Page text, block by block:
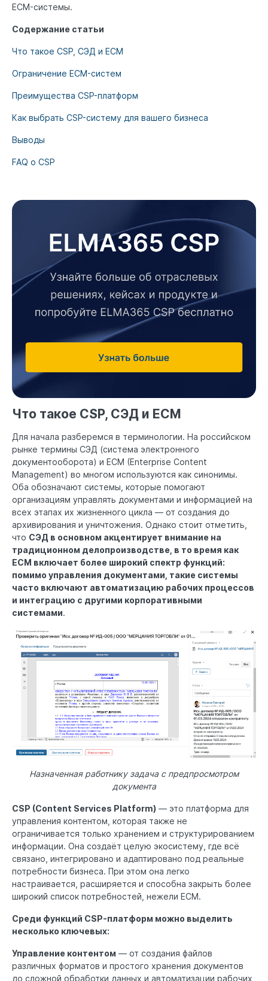
ECM-системы.
Содержание статьи
Что такое CSP, СЭД и ECM
Ограничение ECM-систем
Преимущества CSP-платформ
Как выбрать CSP-систему для вашего бизнеса
Выводы
FAQ о CSP
Что такое CSP, СЭД и ECM
Для начала разберемся в терминологии. На российском
рынке термины СЭД (система электронного
документооборота) и ECM (Enterprise Content
Management) во многом используются как синонимы.
Оба обозначают системы, которые помогают
организациям управлять документами и информацией на
всех этапах их жизненного цикла — от создания до
архивирования и уничтожения. Однако стоит отметить,
что СЭД в основном акцентирует внимание на
традиционном делопроизводстве, в то время как
ECM включает более широкий спектр функций:
помимо управления документами, такие системы
часто включают автоматизацию рабочих процессов
и интеграцию с другими корпоративными
системами.
Назначенная работнику задача с предпросмотром
документа
CSP (Content Services Platform) — это платформа для
управления контентом, которая также не
ограничивается только хранением и структурированием
информации. Она создаёт целую экосистему, где всё
связано, интегрировано и адаптировано под реальные
потребности бизнеса. При этом она легко
настраивается, расширяется и способна закрыть более
широкий список потребностей, нежели ECM.
Среди функций CSP-платформ можно выделить
несколько ключевых:
Управление контентом — от создания файлов
различных форматов и простого хранения документов
до сложной обработки данных и автоматизации рабочих